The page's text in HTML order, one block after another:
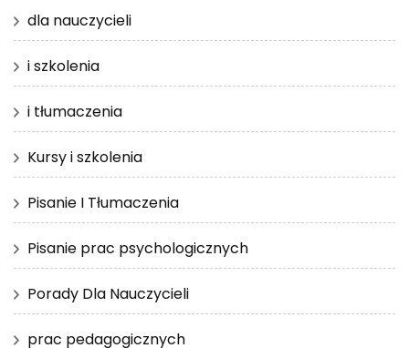
dla nauczycieli
i szkolenia
i tłumaczenia
Kursy i szkolenia
Pisanie I Tłumaczenia
Pisanie prac psychologicznych
Porady Dla Nauczycieli
prac pedagogicznych